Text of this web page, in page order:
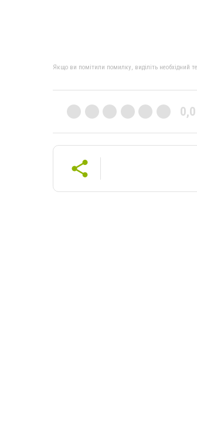
Якщо ви помітили помилку, виділіть необхідний
0,0